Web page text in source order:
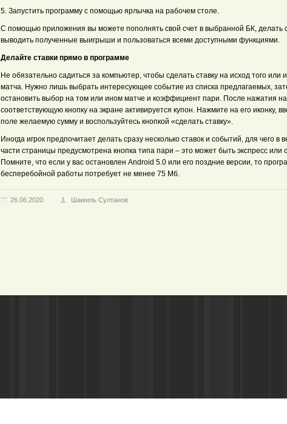
5. Запустить программу с помощью ярлычка на рабочем столе.
С помощью приложения вы можете пополнять свой счет в выбранной БК, делать
выводить полученные выигрыши и пользоваться всеми доступными функциями.
Делайте ставки прямо в программе
Не обязательно садиться за компьютер, чтобы сделать ставку на исход того или
матча. Нужно лишь выбрать интересующее событие из списка предлагаемых,
остановить выбор на том или ином матче и коэффициент пари. После нажатия на
соответствующую кнопку на экране активируется купон. Нажмите на его иконку,
поле желаемую сумму и воспользуйтесь кнопкой «сделать ставку».
Иногда игрок предпочитает делать сразу несколько ставок и событий, для чего в
части страницы предусмотрена кнопка типа пари – это может быть экспресс или
Помните, что если у вас остановлен Android 5.0 или его поздние версии, то
бесперебойной работы потребует не менее 75 Мб.
26.06.2020 Шамиль Султанов